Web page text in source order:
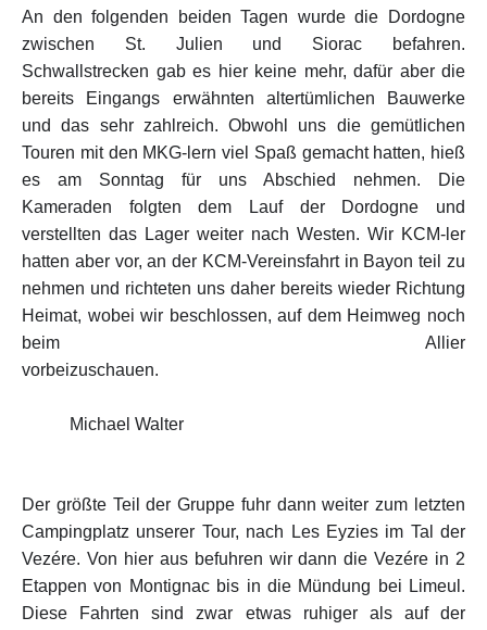
An den folgenden beiden Tagen wurde die Dordogne
zwischen St. Julien und Siorac befahren.
Schwallstrecken gab es hier keine mehr, dafür aber die
bereits Eingangs erwähnten altertümlichen Bauwerke
und das sehr zahlreich. Obwohl uns die gemütlichen
Touren mit den MKG-lern viel Spaß gemacht hatten, hieß
es am Sonntag für uns Abschied nehmen. Die
Kameraden folgten dem Lauf der Dordogne und
verstellten das Lager weiter nach Westen. Wir KCM-ler
hatten aber vor, an der KCM-Vereinsfahrt in Bayon teil zu
nehmen und richteten uns daher bereits wieder Richtung
Heimat, wobei wir beschlossen, auf dem Heimweg noch
beim Allier
vorbeizuschauen.
Michael Walter
Der größte Teil der Gruppe fuhr dann weiter zum letzten
Campingplatz unserer Tour, nach Les Eyzies im Tal der
Vezére. Von hier aus befuhren wir dann die Vezére in 2
Etappen von Montignac bis in die Mündung bei Limeul.
Diese Fahrten sind zwar etwas ruhiger als auf der